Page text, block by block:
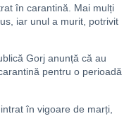
în carantină. Mai mulți
iar unul a murit, potrivit
Gorj anunță că au
pentru o perioadă
în vigoare de marți,